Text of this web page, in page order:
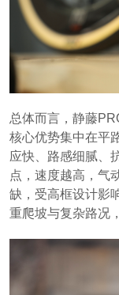
总体而言，静藤
核心优势集中在平
应快、路感细腻、
点，速度越高，气
缺，受高框设计影
重爬坡与复杂路况